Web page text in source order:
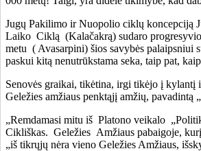
Jugų Pakilimo ir Nuopolio ciklų koncepciją
Laiko Ciklą (Kalačakrą) sudaro
metu ( Avasarpini) šios savybės palaipsniui
paskui kitą nenutrūkstama seka, taip pat,
Senovės graikai, tikėtina, irgi tikėjo į
Geležies amžiaus penktąjį amžių, pavadintą
„Remdamasi mitu iš Platono veikalo
Cikliškas. Geležies Amžiaus pabaigoje,
„iš tikrųjų nėra vieno Geležies Amžiaus,